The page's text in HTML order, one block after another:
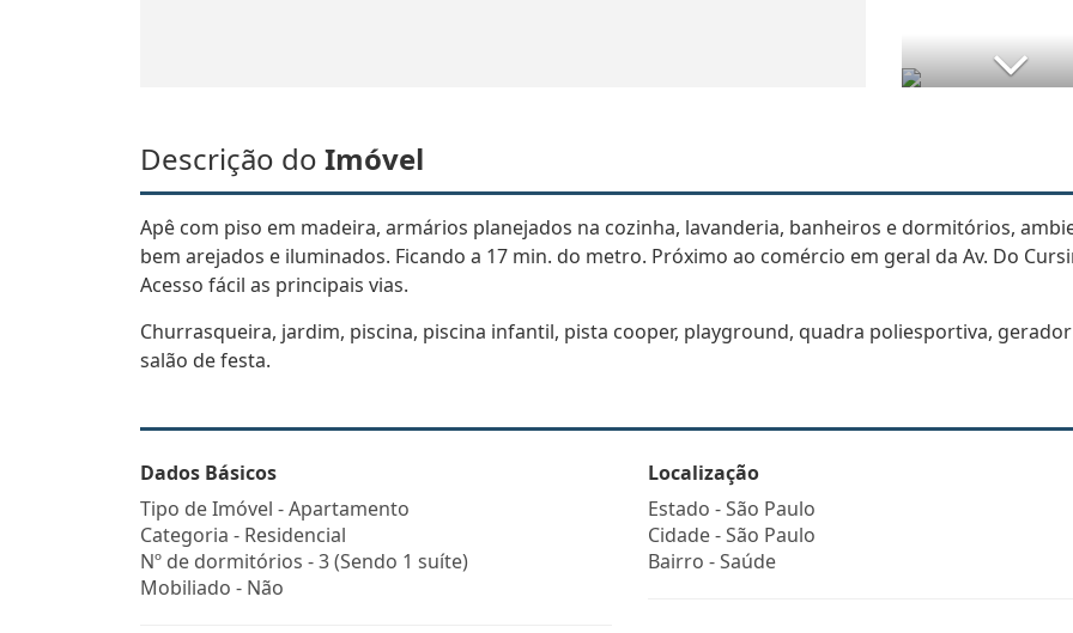
Descrição do Imóvel
Apê com piso em madeira, armários planejados na cozinha, lavanderia, banheiros e dormitórios,
bem arejados e iluminados. Ficando a 17 min. do metro. Próximo ao comércio em geral da Av. Do
Acesso fácil as principais vias.
Churrasqueira, jardim, piscina, piscina infantil, pista cooper, playground, quadra poliesportiva,
salão de festa.
Dados Básicos
Tipo de Imóvel - Apartamento
Categoria - Residencial
Nº de dormitórios - 3 (Sendo 1 suíte)
Mobiliado - Não
Localização
Estado -São Paulo
Cidade -São Paulo
Bairro -Saúde